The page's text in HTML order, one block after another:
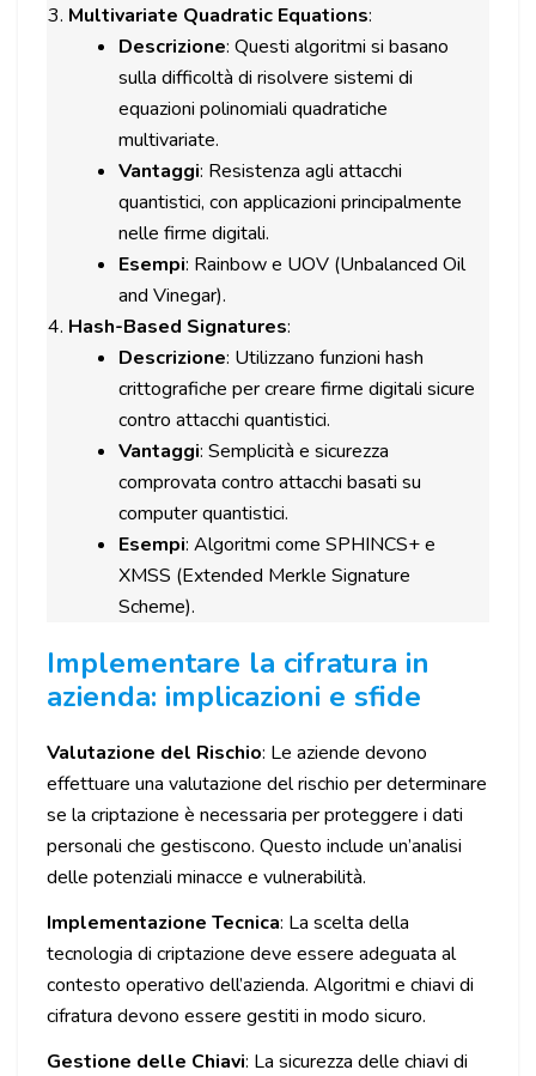
Multivariate Quadratic Equations:
Descrizione: Questi algoritmi si basano
sulla difficoltà di risolvere sistemi di
equazioni polinomiali quadratiche
multivariate.
Vantaggi: Resistenza agli attacchi
quantistici, con applicazioni principalmente
nelle firme digitali.
Esempi: Rainbow e UOV (Unbalanced Oil
and Vinegar).
Hash-Based Signatures:
Descrizione: Utilizzano funzioni hash
crittografiche per creare firme digitali sicure
contro attacchi quantistici.
Vantaggi: Semplicità e sicurezza
comprovata contro attacchi basati su
computer quantistici.
Esempi: Algoritmi come SPHINCS+ e
XMSS (Extended Merkle Signature
Scheme).
Implementare la cifratura in
azienda: implicazioni e sfide
Valutazione del Rischio: Le aziende devono
effettuare una valutazione del rischio per determinare
se la criptazione è necessaria per proteggere i dati
personali che gestiscono. Questo include un’analisi
delle potenziali minacce e vulnerabilità.
Implementazione Tecnica: La scelta della
tecnologia di criptazione deve essere adeguata al
contesto operativo dell’azienda. Algoritmi e chiavi di
cifratura devono essere gestiti in modo sicuro.
Gestione delle Chiavi: La sicurezza delle chiavi di